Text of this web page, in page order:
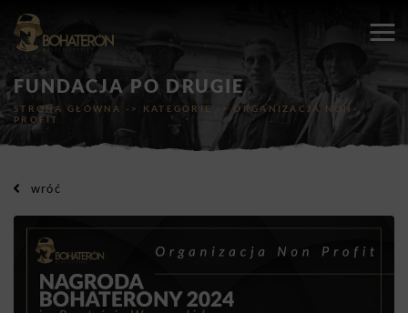
FUNDACJA PO DRUGIE
STRONA GŁÓWNA -> KATEGORIE ->ORGANIZACJA NON-
PROFIT
wróć